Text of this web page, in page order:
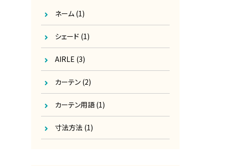
寸法方法 (1)
カーテン用語(1)
カーテン (2)
AIRLE (3)
シェード (1)
ネーム (1)